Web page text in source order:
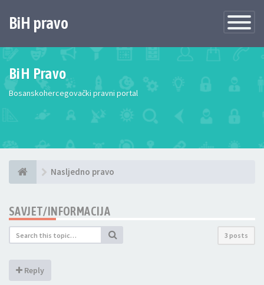
Toggle
BiH pravo
BiH Pravo
Bosanskohercegovački pravni portal
Nasljedno pravo
SAVJET/INFORMACIJA
3 posts
Reply